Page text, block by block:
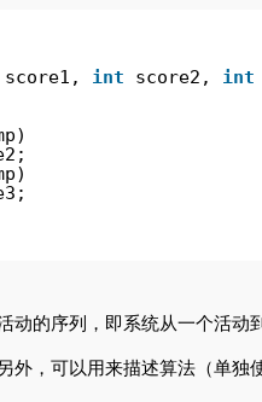
score1, int score2, int
的序列，即系统从一个活动
，可以用来描述算法（单独